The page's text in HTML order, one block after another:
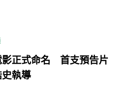
影正式命名 首支預告片
執導